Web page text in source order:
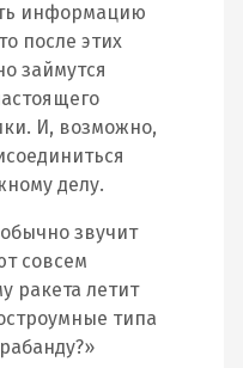
информацию
после этих
займутся
И, возможно,
делу.
звучит
совсем
ракета летит
типа